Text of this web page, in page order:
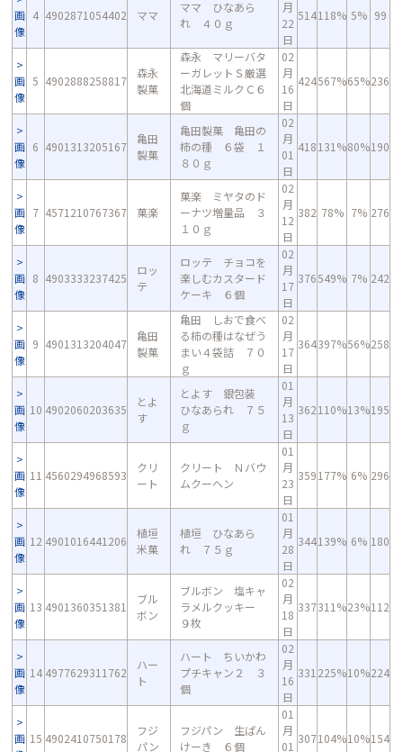
画
像
4 4902871054402 ママ
ママ ひなあら
れ ４０ｇ
月
22
日
514118% 5% 99
画
像
5 4902888258817
森永
製菓
森永 マリーバタ
ーガレットＳ厳選
北海道ミルクＣ６
個
02
月
16
日
424567%65%236
画
像
6 4901313205167
亀田
製菓
亀田製菓 亀田の
柿の種 ６袋 １
８０ｇ
02
月
01
日
418131%80%190
画
像
7 4571210767367 菓楽
菓楽 ミヤタのド
ーナツ増量品 ３
１０ｇ
02
月
12
日
382 78% 7% 276
画
像
8 4903333237425
ロッ
テ
ロッテ チョコを
楽しむカスタード
ケーキ ６個
02
月
17
日
376549% 7% 242
画
像
9 4901313204047
亀田
製菓
亀田 しおで食べ
る柿の種はなぜう
まい４袋詰 ７０
ｇ
02
月
17
日
364397%56%258
画
像
10 4902060203635
とよ
す
とよす 銀包装
ひなあられ ７５
ｇ
01
月
13
日
362110%13%195
画
像
11 4560294968593
クリ
ート
クリート Ｎバウ
ムクーヘン
01
月
23
日
359177% 6% 296
画
像
12 4901016441206
植垣
米菓
植垣 ひなあら
れ ７５ｇ
01
月
28
日
344139% 6% 180
画
像
13 4901360351381
ブル
ボン
ブルボン 塩キャ
ラメルクッキー
９枚
02
月
18
日
337311%23%112
画
像
14 4977629311762
ハー
ト
ハート ちいかわ
プチキャン２ ３
個
02
月
16
日
331 225%10%224
画 15 4902410750178
フジ
パン
フジパン 生ぱん
けーき ６個
01
月
01
307104%10%154